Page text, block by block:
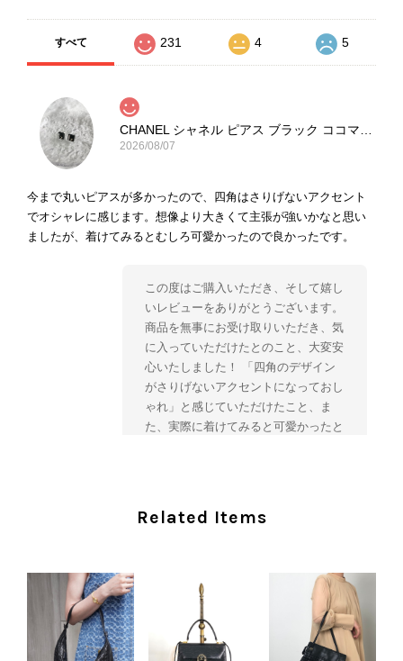
すべて 231 4 5
CHANEL シャネル ピアス ブラック ココマーク ストーン vintage ヴィンテージ オールド yg33jb
2026/08/07
今まで丸いピアスが多かったので、四角はさりげないアクセント
でオシャレに感じます。想像より大きくて主張が強いかなと思い
ましたが、着けてみるとむしろ可愛かったので良かったです。
この度はご購入いただき、そして嬉し
いレビューをありがとうございます。
商品を無事にお受け取りいただき、気
に入っていただけたとのこと、大変安
心いたしました！ 「四角のデザイン
がさりげないアクセントになっておし
ゃれ」と感じていただけたこと、ま
た、実際に着けてみると可愛かったと
ご愛用いただけましたら幸いです。
談ください。 またご縁がございまし
たら、ぜひよろしくお願いいたしま
す。 VintageShop solo
Related Items